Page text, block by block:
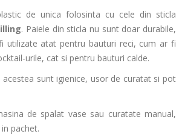
de unica folosinta cu cele din sticla
. Paiele din sticla nu sunt doar durabile,
utilizate atat pentru bauturi reci, cum ar fi
urile, cat si pentru bauturi calde.
sunt igienice, usor de curatat si pot
de spalat vase sau curatate manual,
pachet.